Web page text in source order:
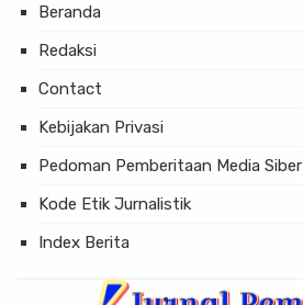
Beranda
Redaksi
Contact
Kebijakan Privasi
Pedoman Pemberitaan Media Siber
Kode Etik Jurnalistik
Index Berita